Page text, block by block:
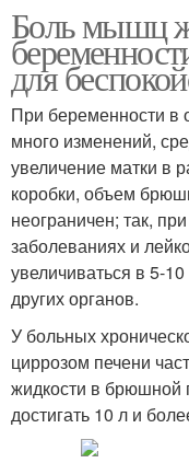
Боль мышц
для
При беременности в
много изменений,
увеличение матки в
коробки, объем
неограничен; так,
заболеваниях и
увеличиваться в 5-
других органов.
У больных
циррозом печени
жидкости в брюшной
достигать 10 л и